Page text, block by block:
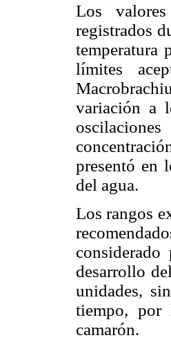
Los
registrados
temperatura
límites
variación a
presentó en
del agua.
Los rangos
desarrollo
unidades,
tiempo, por
camarón.